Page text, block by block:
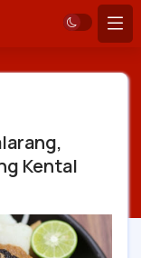
Kental